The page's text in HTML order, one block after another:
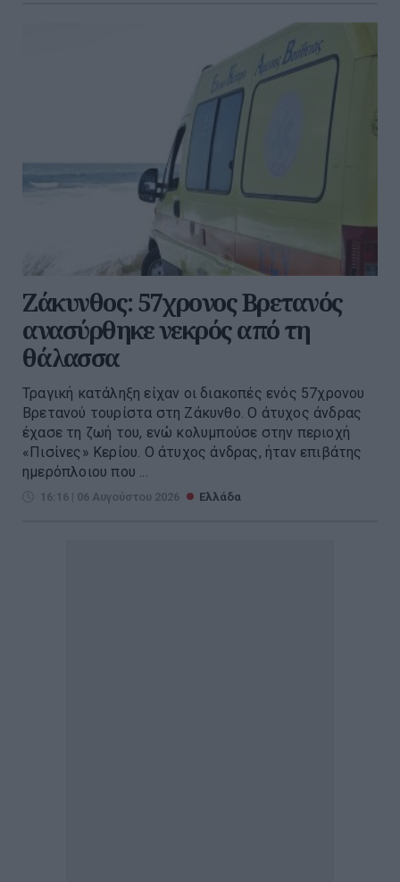
Ζάκυνθος: 57χρονος Βρετανός
ανασύρθηκε νεκρός από τη
θάλασσα
Τραγική κατάληξη είχαν οι διακοπές ενός 57χρονου
Βρετανού τουρίστα στη Ζάκυνθο. Ο άτυχος άνδρας
έχασε τη ζωή του, ενώ κολυμπούσε στην περιοχή
«Πισίνες» Κερίου. Ο άτυχος άνδρας, ήταν επιβάτης
ημερόπλοιου που ...
16:16 | 06 Αυγούστου 2026 Ελλάδα